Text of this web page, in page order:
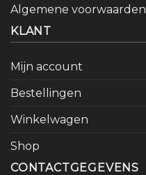
Algemene voorwaarden
KLANT
Mijn account
Bestellingen
Winkelwagen
Shop
CONTACTGEGEVENS